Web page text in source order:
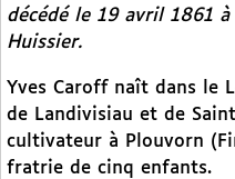
décédé le 19 avril 1861
Huissier.
Yves Caroff naît dans le
de Landivisiau et de
cultivateur à Plouvorn
fratrie de cinq enfants.